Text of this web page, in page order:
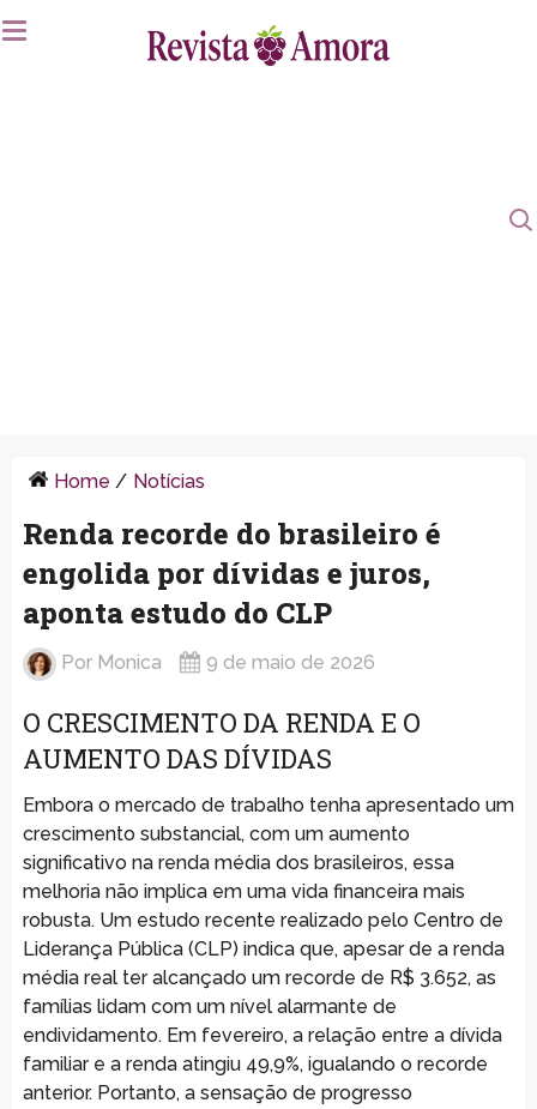
Home / Notícias
Renda recorde do brasileiro é
engolida por dívidas e juros,
aponta estudo do CLP
Por Monica 9 de maio de 2026
O CRESCIMENTO DA RENDA E O
AUMENTO DAS DÍVIDAS
Embora o mercado de trabalho tenha apresentado um
crescimento substancial, com um aumento
significativo na renda média dos brasileiros, essa
melhoria não implica em uma vida financeira mais
robusta. Um estudo recente realizado pelo Centro de
Liderança Pública (CLP) indica que, apesar de a renda
média real ter alcançado um recorde de R$ 3.652, as
famílias lidam com um nível alarmante de
endividamento. Em fevereiro, a relação entre a dívida
familiar e a renda atingiu 49,9%, igualando o recorde
anterior. Portanto, a sensação de progresso